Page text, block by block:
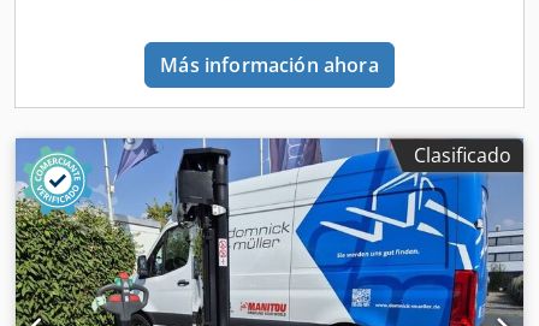
Tipo de neumáticos traseros: Súper elásticos Tamaño de
neumáticos traseros: 7.00x12-14 Estado de neumáticos
focos de trabajo delanteros, calefacción, rejilla de
protección de carga, cabina completa, elevación libre total,
espejo interior, luz rotativa, limpiaparabrisas, cámara de
marcha atrás, apoyabrazos con minipalanca para 4
funciones hidráulicas, cambio de dirección en el
apoyabrazos
Más información ahora
Clasificado